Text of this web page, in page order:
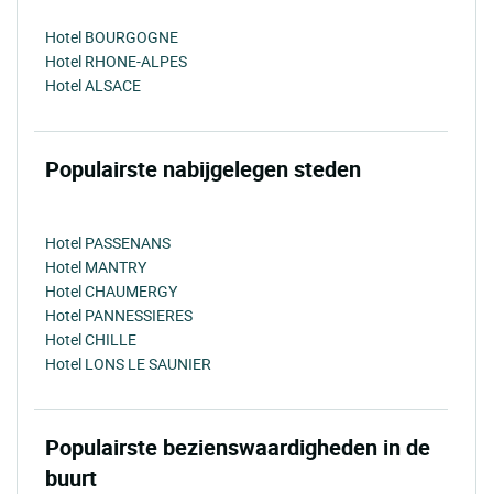
Hotel BOURGOGNE
Hotel RHONE-ALPES
Hotel ALSACE
Populairste nabijgelegen steden
Hotel PASSENANS
Hotel MANTRY
Hotel CHAUMERGY
Hotel PANNESSIERES
Hotel CHILLE
Hotel LONS LE SAUNIER
Populairste bezienswaardigheden in de
buurt